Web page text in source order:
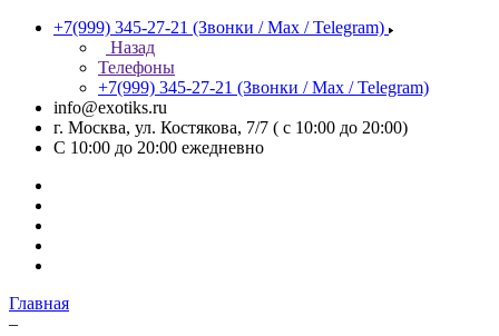
+7(999) 345-27-21 (Звонки / Max / Telegram)
Назад
Телефоны
+7(999) 345-27-21 (Звонки / Max / Telegram)
info@exotiks.ru
г. Москва, ул. Костякова, 7/7 ( с 10:00 до 20:00)
С 10:00 до 20:00 ежедневно
Главная
–